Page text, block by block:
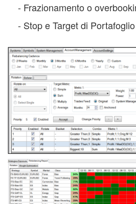
- Frazionamento o
- Stop e Target di Portafoglio